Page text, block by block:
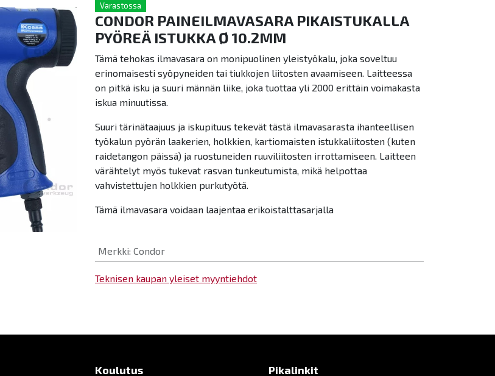
Varastossa
CONDOR PAINEILMAVASARA PIKAISTUKALLA
PYÖREÄ ISTUKKA Ø 10.2MM
Tämä tehokas ilmavasara on monipuolinen yleistyökalu, joka soveltuu
erinomaisesti syöpyneiden tai tiukkojen liitosten avaamiseen. Laitteessa
on pitkä isku ja suuri männän liike, joka tuottaa yli 2000 erittäin voimakasta
iskua minuutissa.
Suuri tärinätaajuus ja iskupituus tekevät tästä ilmavasarasta ihanteellisen
työkalun pyörän laakerien, holkkien, kartiomaisten istukkaliitosten (kuten
raidetangon päissä) ja ruostuneiden ruuviliitosten irrottamiseen. Laitteen
värähtelyt myös tukevat rasvan tunkeutumista, mikä helpottaa
vahvistettujen holkkien purkutyötä.
Tämä ilmavasara voidaan laajentaa erikoistalttasarjalla
Merkki: Condor
Teknisen kaupan yleiset myyntiehdot
Koulutus Pikalinkit